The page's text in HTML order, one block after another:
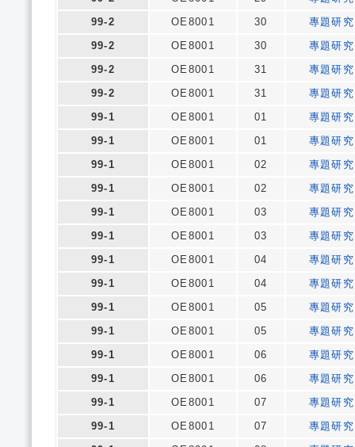
99-2
OE8001 30
專題研究
99-2
OE8001 30
專題研究
99-2
OE8001 31
專題研究
99-2
OE8001 31
專題研究
99-1
OE8001 01
專題研究
99-1
OE8001 01
專題研究
99-1
OE8001 02
專題研究
99-1
OE8001 02
專題研究
99-1
OE8001 03
專題研究
99-1
OE8001 03
專題研究
99-1
OE8001 04
專題研究
99-1
OE8001 04
專題研究
99-1
OE8001 05
專題研究
99-1
OE8001 05
專題研究
99-1
OE8001 06
專題研究
99-1
OE8001 06
專題研究
99-1
OE8001 07
專題研究
99-1
OE8001 07
專題研究